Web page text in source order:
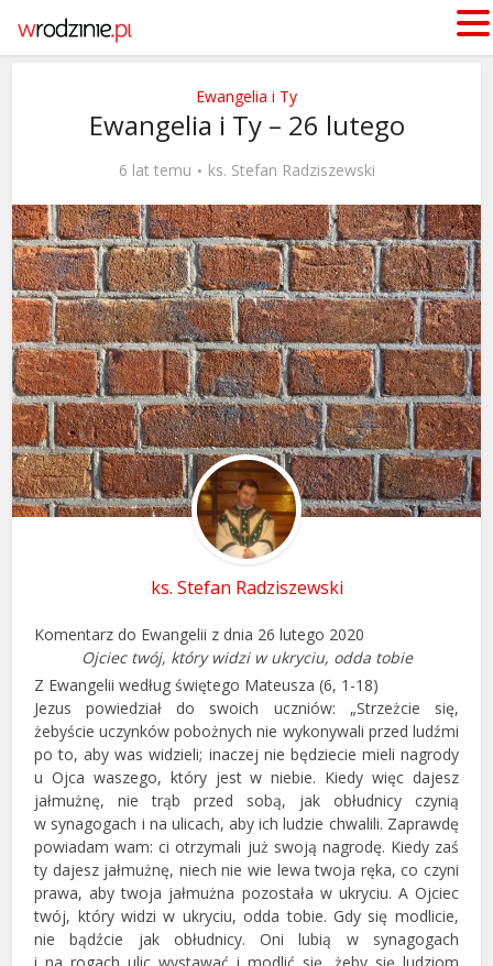
Ewangelia i Ty
Ewangelia i Ty – 26 lutego
6 lat temu ks. Stefan Radziszewski
ks. Stefan Radziszewski
Komentarz do Ewangelii z dnia 26 lutego 2020
Ojciec twój, który widzi w ukryciu, odda tobie
Z Ewangelii według świętego Mateusza (6, 1-18)
Jezus powiedział do swoich uczniów: „Strzeżcie się,
żebyście uczynków pobożnych nie wykonywali przed ludźmi
po to, aby was widzieli; inaczej nie będziecie mieli nagrody
u Ojca waszego, który jest w niebie. Kiedy więc dajesz
jałmużnę, nie trąb przed sobą, jak obłudnicy czynią
w synagogach i na ulicach, aby ich ludzie chwalili. Zaprawdę
powiadam wam: ci otrzymali już swoją nagrodę. Kiedy zaś
ty dajesz jałmużnę, niech nie wie lewa twoja ręka, co czyni
prawa, aby twoja jałmużna pozostała w ukryciu. A Ojciec
twój, który widzi w ukryciu, odda tobie. Gdy się modlicie,
nie bądźcie jak obłudnicy. Oni lubią w synagogach